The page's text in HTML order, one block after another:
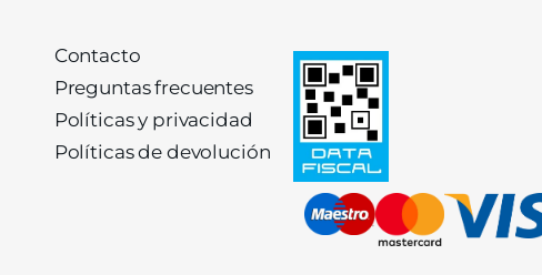
Contacto
Preguntas frecuentes
Políticas y privacidad
Políticas de devolución